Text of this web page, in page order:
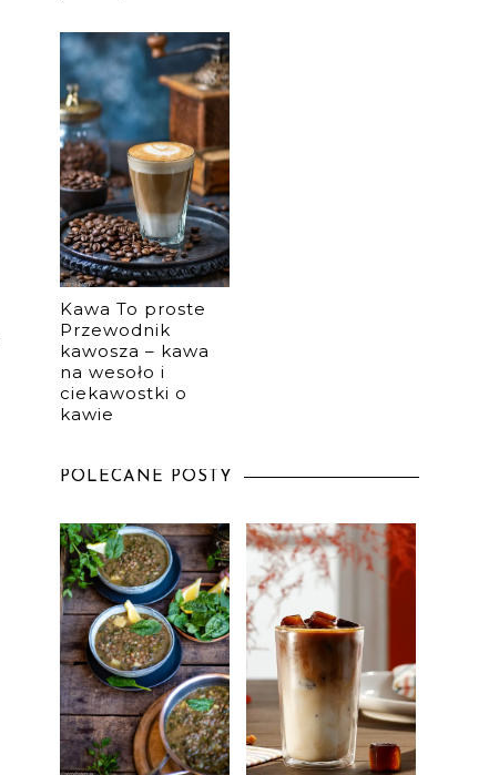
Kawa To proste
Przewodnik
kawosza – kawa
na wesoło i
ciekawostki o
kawie
POLECANE POSTY